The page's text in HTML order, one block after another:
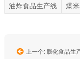
油炸食品生产线 爆
上一个: 膨化食品生